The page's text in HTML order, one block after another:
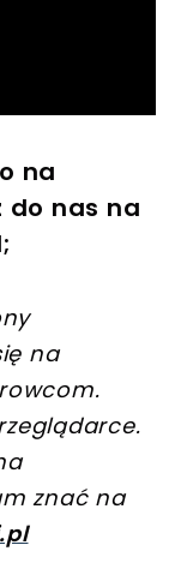
na
do nas na
;
na
znać na